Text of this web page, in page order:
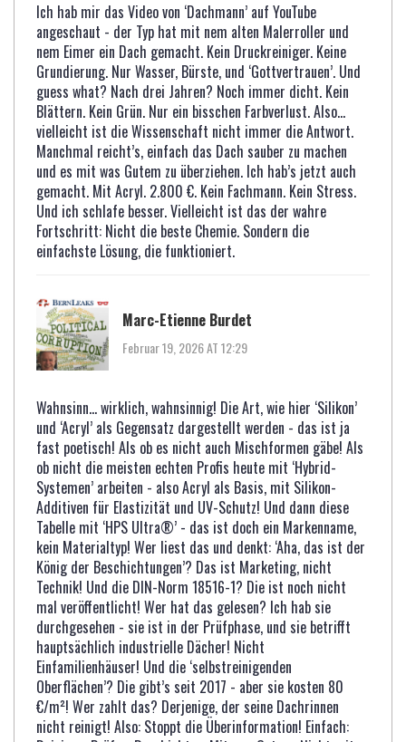
Ich hab mir das Video von ‘Dachmann’ auf YouTube
angeschaut - der Typ hat mit nem alten Malerroller und
nem Eimer ein Dach gemacht. Kein Druckreiniger. Keine
Grundierung. Nur Wasser, Bürste, und ‘Gottvertrauen’. Und
guess what? Nach drei Jahren? Noch immer dicht. Kein
Blättern. Kein Grün. Nur ein bisschen Farbverlust. Also…
vielleicht ist die Wissenschaft nicht immer die Antwort.
Manchmal reicht’s, einfach das Dach sauber zu machen
und es mit was Gutem zu überziehen. Ich hab’s jetzt auch
gemacht. Mit Acryl. 2.800 €. Kein Fachmann. Kein Stress.
Und ich schlafe besser. Vielleicht ist das der wahre
Fortschritt: Nicht die beste Chemie. Sondern die
einfachste Lösung, die funktioniert.
Marc-Etienne Burdet
Februar 19, 2026 AT 12:29
Wahnsinn… wirklich, wahnsinnig! Die Art, wie hier ‘Silikon’
und ‘Acryl’ als Gegensatz dargestellt werden - das ist ja
fast poetisch! Als ob es nicht auch Mischformen gäbe! Als
ob nicht die meisten echten Profis heute mit ‘Hybrid-
Systemen’ arbeiten - also Acryl als Basis, mit Silikon-
Additiven für Elastizität und UV-Schutz! Und dann diese
Tabelle mit ‘HPS Ultra®’ - das ist doch ein Markenname,
kein Materialtyp! Wer liest das und denkt: ‘Aha, das ist der
König der Beschichtungen’? Das ist Marketing, nicht
Technik! Und die DIN-Norm 18516-1? Die ist noch nicht
mal veröffentlicht! Wer hat das gelesen? Ich hab sie
durchgesehen - sie ist in der Prüfphase, und sie betrifft
hauptsächlich industrielle Dächer! Nicht
Einfamilienhäuser! Und die ‘selbstreinigenden
Oberflächen’? Die gibt’s seit 2017 - aber sie kosten 80
€/m²! Wer zahlt das? Derjenige, der seine Dachrinnen
nicht reinigt! Also: Stoppt die Überinformation! Einfach: